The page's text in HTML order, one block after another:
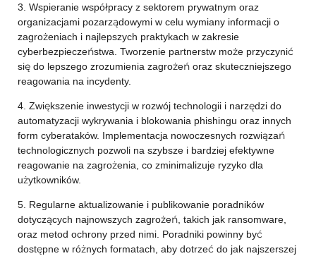
3. Wspieranie współpracy z sektorem prywatnym oraz
organizacjami pozarządowymi w celu wymiany informacji o
zagrożeniach i najlepszych praktykach w zakresie
cyberbezpieczeństwa. Tworzenie partnerstw może przyczynić
się do lepszego zrozumienia zagrożeń oraz skuteczniejszego
reagowania na incydenty.
4. Zwiększenie inwestycji w rozwój technologii i narzędzi do
automatyzacji wykrywania i blokowania phishingu oraz innych
form cyberataków. Implementacja nowoczesnych rozwiązań
technologicznych pozwoli na szybsze i bardziej efektywne
reagowanie na zagrożenia, co zminimalizuje ryzyko dla
użytkowników.
5. Regularne aktualizowanie i publikowanie poradników
dotyczących najnowszych zagrożeń, takich jak ransomware,
oraz metod ochrony przed nimi. Poradniki powinny być
dostępne w różnych formatach, aby dotrzeć do jak najszerszej